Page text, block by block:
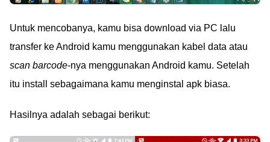
Untuk mencobanya, kamu bisa download via PC lalu
transfer ke Android kamu menggunakan kabel data atau
scan barcode-nya menggunakan Android kamu. Setelah
itu install sebagaimana kamu menginstal apk biasa.
Hasilnya adalah sebagai berikut: